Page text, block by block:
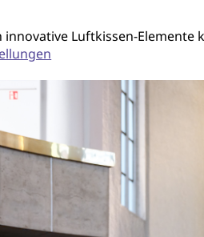
innovative Luftkissen-